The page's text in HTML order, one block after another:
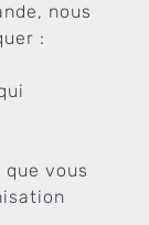
nous
:
vous